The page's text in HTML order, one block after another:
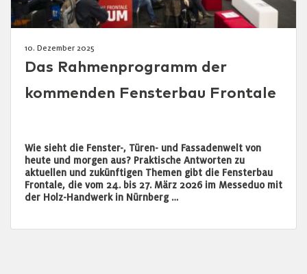
10. Dezember 2025
Das Rahmenprogramm der
kommenden Fensterbau Frontale
Wie sieht die Fenster-, Türen- und Fassadenwelt von
heute und morgen aus? Praktische Antworten zu
aktuellen und zukünftigen Themen gibt die Fensterbau
Frontale, die vom 24. bis 27. März 2026 im Messeduo mit
der Holz-Handwerk in Nürnberg …